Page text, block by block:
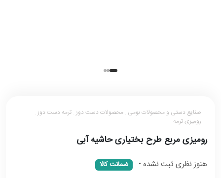
صنایع دستی و محصولات بومی . محصولات دست دوز . ترمه دست دوز .
رومیزی ترمه
رومیزی مربع طرح بختیاری حاشیه آبی
هنوز نظری ثبت نشده • ضمانت کالا